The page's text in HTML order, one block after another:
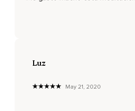
Los miedos se alejan y la
Protegido.
Luz
May 21, 2020